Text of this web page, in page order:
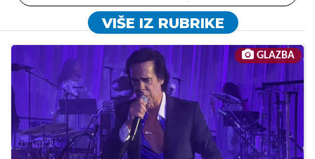
VIŠE IZ RUBRIKE
GLAZBA